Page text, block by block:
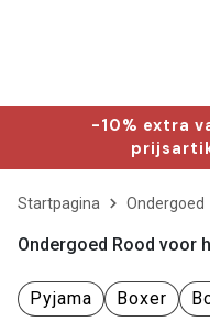
-10% extra
Startpagina Ondergoed
Ondergoed Rood voor
Pyjama Boxer